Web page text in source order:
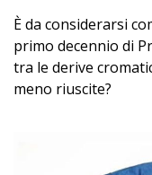
È da considerarsi
primo decennio di
tra le derive
meno riuscite?